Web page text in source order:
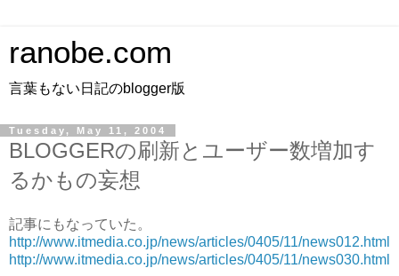
ranobe.com
言葉もない日記のblogger版
Tuesday, May 11, 2004
BLOGGERの刷新とユーザー数増加す
るかもの妄想
記事にもなっていた。
http://www.itmedia.co.jp/news/articles/0405/11/news012.html
http://www.itmedia.co.jp/news/articles/0405/11/news030.html